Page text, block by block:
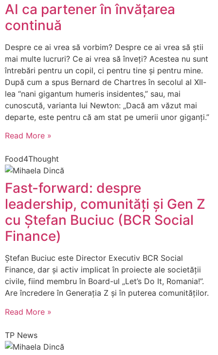
AI ca partener în învățarea
continuă
Despre ce ai vrea să vorbim? Despre ce ai vrea să știi
mai multe lucruri? Ce ai vrea să înveți? Acestea nu sunt
întrebări pentru un copil, ci pentru tine și pentru mine.
După cum a spus Bernard de Chartres în secolul al XII-
lea “nani gigantum humeris insidentes,” sau, mai
cunoscută, varianta lui Newton: „Dacă am văzut mai
departe, este pentru că am stat pe umerii unor giganți.”
Read More »
Food4Thought
Fast-forward: despre
leadership, comunități și Gen Z
cu Ștefan Buciuc (BCR Social
Finance)
Ștefan Buciuc este Director Executiv BCR Social
Finance, dar și activ implicat în proiecte ale societății
civile, fiind membru în Board-ul „Let’s Do It, Romania!”.
Are încredere în Generația Z și în puterea comunităților.
Read More »
TP News